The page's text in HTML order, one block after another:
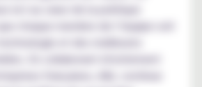
est au cœur de la politique
chaque membre de l’équipe soit
et des meilleures
En collaborant étroitement